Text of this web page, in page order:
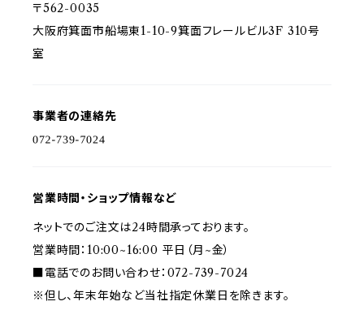
〒562-0035
大阪府箕面市船場東1-10-9箕面フレールビル3F 310号
室
事業者の連絡先
営業時間・ショップ情報など
ネットでのご注文は24時間承っております。
営業時間：10:00~16:00 平日（月~金）
■電話でのお問い合わせ：072-739-7024
※但し、年末年始など当社指定休業日を除きます。